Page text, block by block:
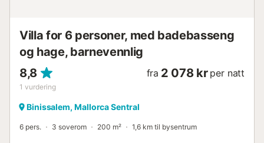
Villa for 6 personer, med badebasseng
og hage, barnevennlig
8,8
1 vurdering
fra 2 078 kr per natt
Binissalem, Mallorca Sentral
6 pers. 3 soverom 200 m² 1,6 km til bysentrum